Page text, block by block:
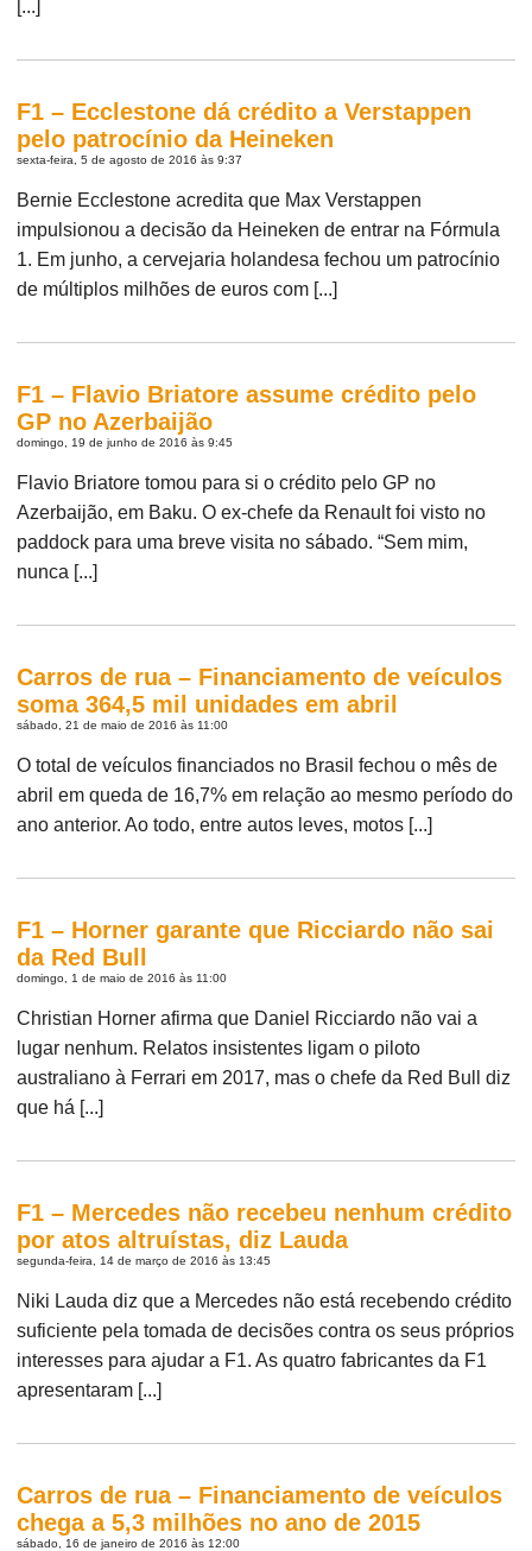
[...]
F1 – Ecclestone dá crédito a Verstappen
pelo patrocínio da Heineken
sexta-feira, 5 de agosto de 2016 às 9:37
Bernie Ecclestone acredita que Max Verstappen
impulsionou a decisão da Heineken de entrar na Fórmula
1. Em junho, a cervejaria holandesa fechou um patrocínio
de múltiplos milhões de euros com [...]
F1 – Flavio Briatore assume crédito pelo
GP no Azerbaijão
domingo, 19 de junho de 2016 às 9:45
Flavio Briatore tomou para si o crédito pelo GP no
Azerbaijão, em Baku. O ex-chefe da Renault foi visto no
paddock para uma breve visita no sábado. “Sem mim,
nunca [...]
Carros de rua – Financiamento de veículos
soma 364,5 mil unidades em abril
sábado, 21 de maio de 2016 às 11:00
O total de veículos financiados no Brasil fechou o mês de
abril em queda de 16,7% em relação ao mesmo período do
ano anterior. Ao todo, entre autos leves, motos [...]
F1 – Horner garante que Ricciardo não sai
da Red Bull
domingo, 1 de maio de 2016 às 11:00
Christian Horner afirma que Daniel Ricciardo não vai a
lugar nenhum. Relatos insistentes ligam o piloto
australiano à Ferrari em 2017, mas o chefe da Red Bull diz
que há [...]
F1 – Mercedes não recebeu nenhum crédito
por atos altruístas, diz Lauda
segunda-feira, 14 de março de 2016 às 13:45
Niki Lauda diz que a Mercedes não está recebendo crédito
suficiente pela tomada de decisões contra os seus próprios
interesses para ajudar a F1. As quatro fabricantes da F1
apresentaram [...]
Carros de rua – Financiamento de veículos
chega a 5,3 milhões no ano de 2015
sábado, 16 de janeiro de 2016 às 12:00